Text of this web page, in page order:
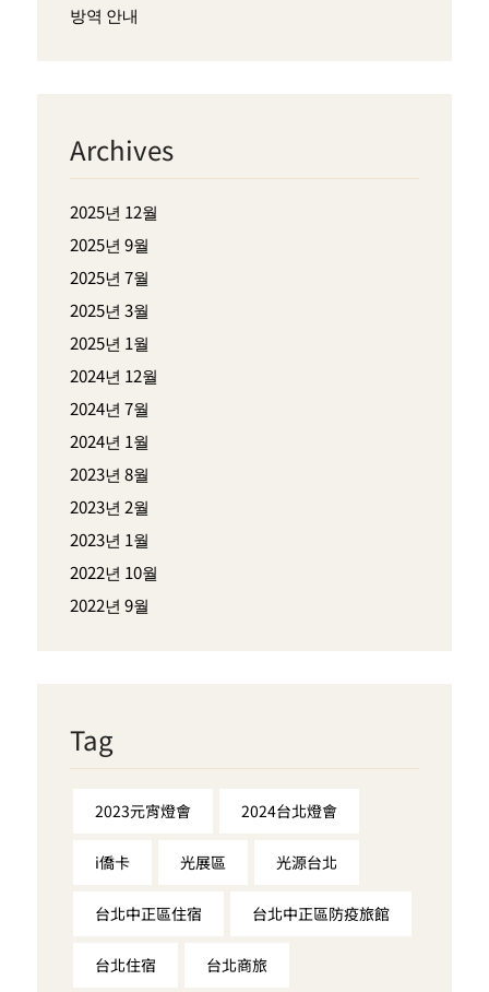
방역 안내
Archives
2025년 12월
2025년 9월
2025년 7월
2025년 3월
2025년 1월
2024년 12월
2024년 7월
2024년 1월
2023년 8월
2023년 2월
2023년 1월
2022년 10월
2022년 9월
Tag
2023元宵燈會 2024台北燈會
i僑卡 光展區 光源台北
台北中正區住宿 台北中正區防疫旅館
台北住宿 台北商旅